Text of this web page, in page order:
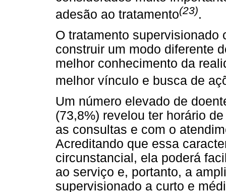
adesão ao tratamento(23).
O tratamento
construir um modo diferente
melhor conhecimento da
melhor vínculo e busca de
Um número elevado de
(73,8%) revelou ter horário
as consultas e com o
Acreditando que essa
circunstancial, ela poderá
ao serviço e, portanto, a
supervisionado a curto e